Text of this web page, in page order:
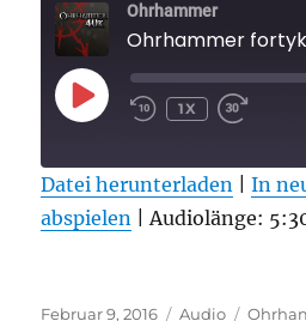
Ohrhammer
Ohrhammer
PLAY
EPISODE
1X
RSS FEED
TEILEN
EMBED
Datei herunterladen |In
abspielen |Audiolänge:
Veröffentlicht
Februar 9, 2016 Format
Audio